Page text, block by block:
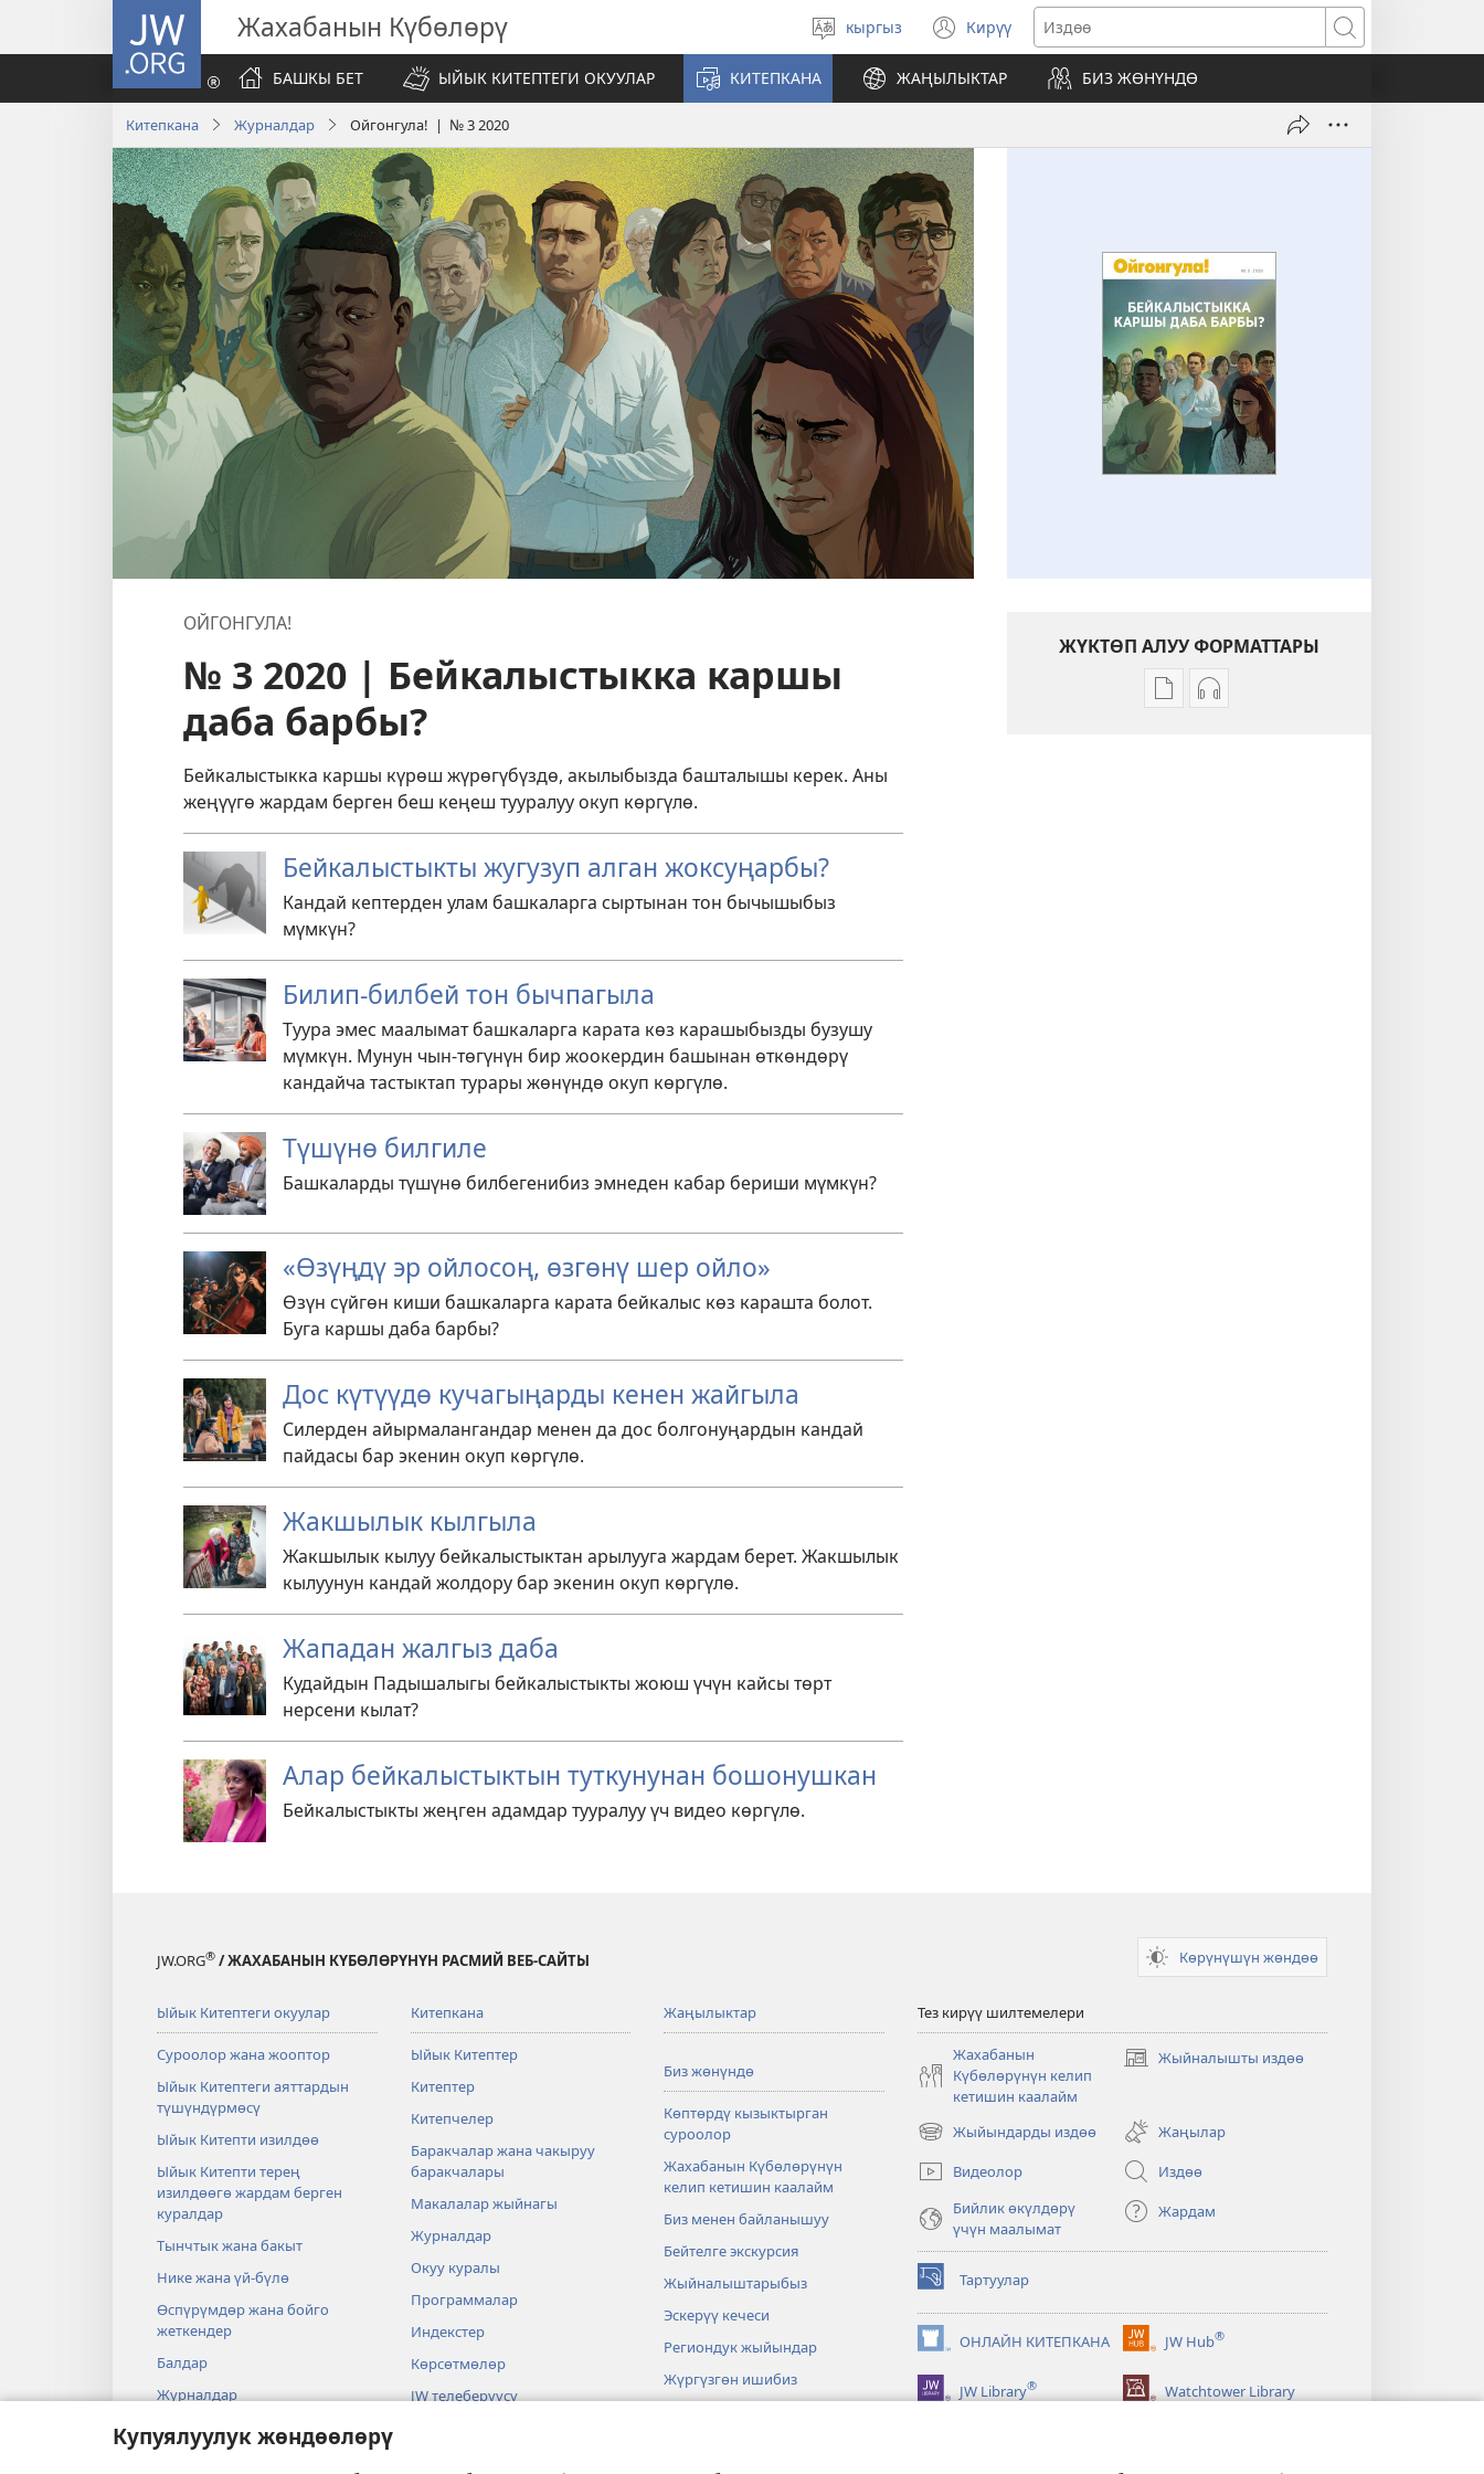
Купуялуулук жөндөөлөрү
JW.ORG Жахабанын Күбөлөрү
Тилди
тандаңыз
кыргыз Кирүү
(жаңы
терезе
ачат)
Издөө
БАШКЫ БЕТ
ЫЙЫК КИТЕПТЕГИ ОКУУЛАР КИТЕПКАНА ЖАҢЫЛЫКТАР БИЗ ЖӨНҮНДӨ
Китепкана Журналдар Ойгонгула! | № 3 2020
ОЙГОНГУЛА!
№ 3 2020 | Бейкалыстыкка каршы
даба барбы?
Бейкалыстыкка каршы күрөш жүрөгүбүздө, акылыбызда башталышы керек. Аны
жеңүүгө жардам берген беш кеңеш тууралуу окуп көргүлө.
Бейкалыстыкты жугузуп алган жоксуңарбы?
Кандай кептерден улам башкаларга сыртынан тон бычышыбыз
мүмкүн?
Билип-билбей тон бычпагыла
Туура эмес маалымат башкаларга карата көз карашыбызды бузушу
мүмкүн. Мунун чын-төгүнүн бир жоокердин башынан өткөндөрү
кандайча тастыктап турары жөнүндө окуп көргүлө.
Түшүнө билгиле
Башкаларды түшүнө билбегенибиз эмнеден кабар бериши мүмкүн?
«Өзүңдү эр ойлосоң, өзгөнү шер ойло»
Өзүн сүйгөн киши башкаларга карата бейкалыс көз карашта болот.
Буга каршы даба барбы?
Дос күтүүдө кучагыңарды кенен жайгыла
Силерден айырмалангандар менен да дос болгонуңардын кандай
пайдасы бар экенин окуп көргүлө.
Жакшылык кылгыла
Жакшылык кылуу бейкалыстыктан арылууга жардам берет. Жакшылык
кылуунун кандай жолдору бар экенин окуп көргүлө.
Жападан жалгыз даба
Кудайдын Падышалыгы бейкалыстыкты жоюш үчүн кайсы төрт
нерсени кылат?
Алар бейкалыстыктын туткунунан бошонушкан
Бейкалыстыкты жеңген адамдар тууралуу үч видео көргүлө.
ЖҮКТӨП АЛУУ ФОРМАТТАРЫ
АдабияттыАудиолорду
JW.ORG® / ЖАХАБАНЫН КҮБӨЛӨРҮНҮН РАСМИЙ ВЕБ-САЙТЫ Көрүнүшүн жөндөө
Ыйык Китептеги окуулар
Суроолор жана жооптор
Ыйык Китептеги аяттардын
түшүндүрмөсү
Ыйык Китепти изилдөө
Ыйык Китепти терең
изилдөөгө жардам берген
куралдар
Тынчтык жана бакыт
Нике жана үй-бүлө
Өспүрүмдөр жана бойго
жеткендер
Балдар
Журналдар
Китепкана
Ыйык Китептер
Китептер
Китепчелер
Баракчалар жана чакыруу
баракчалары
Макалалар жыйнагы
Журналдар
Окуу куралы
Программалар
Индекстер
Көрсөтмөлөр
JW телеберүүсү
Жаңылыктар
Биз жөнүндө
Көптөрдү кызыктырган
суроолор
Жахабанын Күбөлөрүнүн
келип кетишин каалайм
Биз менен байланышуу
Бейтелге экскурсия
Жыйналыштарыбыз
Эскерүү кечеси
Региондук жыйындар
Жүргүзгөн ишибиз
Тез кирүү шилтемелери
Жахабанын
Күбөлөрүнүн келип
кетишин каалайм
Жыйналышты издөө
(жаңы
Жыйындарды издөө
(жаңы
терезе
ачат)
Жаңылар
Видеолор
Издөө
Бийлик өкүлдөрү
үчүн маалымат
Жардам
Тартуулар
(жаңы
терезе
ачат)
ОНЛАЙН КИТЕПКАНА
(жаңы
терезе
ачат)
JW Hub®
(жаңы
терезе
ачат)
JW Library® Watchtower Library